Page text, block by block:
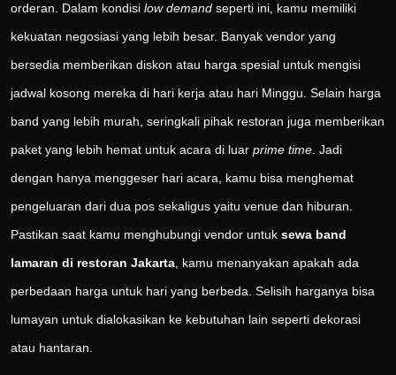
orderan. Dalam kondisi low demand seperti ini, kamu memiliki
kekuatan negosiasi yang lebih besar. Banyak vendor yang
bersedia memberikan diskon atau harga spesial untuk mengisi
jadwal kosong mereka di hari kerja atau hari Minggu. Selain harga
band yang lebih murah, seringkali pihak restoran juga memberikan
paket yang lebih hemat untuk acara di luar prime time . Jadi
dengan hanya menggeser hari acara, kamu bisa menghemat
pengeluaran dari dua pos sekaligus yaitu venue dan hiburan.
Pastikan saat kamu menghubungi vendor untuk sewa band
lamaran di restoran Jakarta , kamu menanyakan apakah ada
perbedaan harga untuk hari yang berbeda. Selisih harganya bisa
lumayan untuk dialokasikan ke kebutuhan lain seperti dekorasi
atau hantaran.